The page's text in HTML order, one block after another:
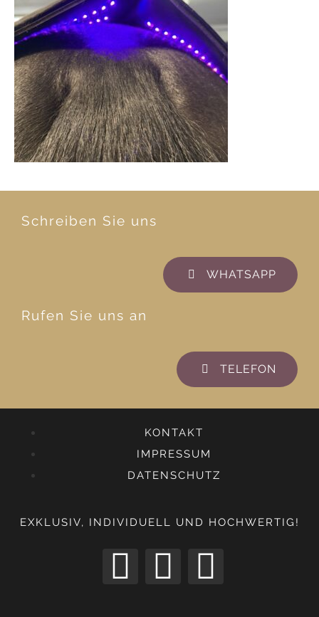
Schreiben Sie uns
WHATSAPP
Rufen Sie uns an
TELEFON
KONTAKT
IMPRESSUM
DATENSCHUTZ
EXKLUSIV, INDIVIDUELL UND HOCHWERTIG!